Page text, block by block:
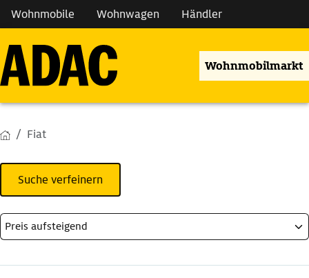
Wohnmobile Wohnwagen Händler
Wohnmobilmarkt
Fiat
Suche verfeinern